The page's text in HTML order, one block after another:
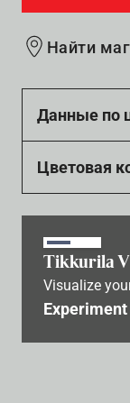
Найти
Данные по
Цветовая
Tikkurila
Visualize